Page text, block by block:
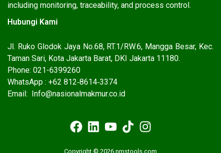
including monitoring, traceability, and process control.
Hubungi Kami
Jl. Ruko Glodok Jaya No.68, RT.1/RW.6, Mangga Besar, Kec.
Taman Sari, Kota Jakarta Barat, DKI Jakarta 11180.
Phone: 021-6399260
WhatsApp : ‪+62 812‑8614‑3374‬
Email: Info@nasionalmakmur.co.id
Copyright © 2026 nmstools.com